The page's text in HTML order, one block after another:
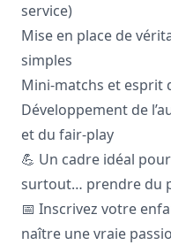
service)
Mise en place de
simples
Mini-matchs et esprit
Développement de
et du fair-play
💪 Un cadre idéal
surtout… prendre du
📅 Inscrivez votre
naître une vraie